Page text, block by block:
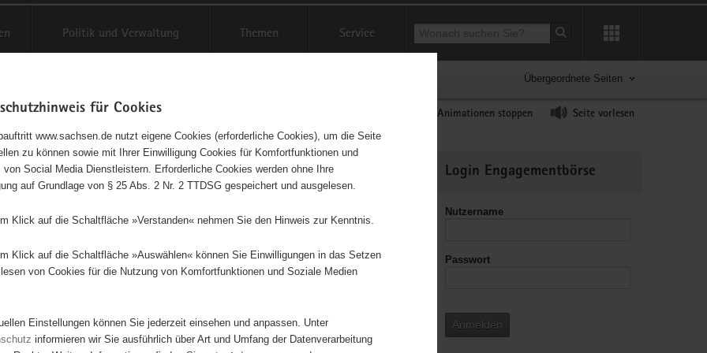
Politik und Verwaltung Themen Service Suchbegriff
Suche starten
Übergeordnete Seiten
Animationen stoppen Seite vorlesen
Johannstadt
Dieses Projekt ist besonders für Kinder und Jugendliche geeignet.
auf einer gepachteten Brachfläche an der Dürerstr./ Ecke Silbermannstr. in
Mit unserem Gemeinschaftsgarten leisten wir einen Beitrag für die Umwelt und
Vielfalt in unserer Stadt, indem wir gesunde Lebensmittel selber
Informationen
Login Engagementbörse
Nutzername
Passwort
Anmelden
für Cookies
www.sachsen.de nutzt eigene Cookies (erforderliche Cookies), um die Seite
zu können sowie mit Ihrer Einwilligung Cookies für Komfortfunktionen und
von Social Media Dienstleistern. Erforderliche Cookies werden ohne Ihre
auf Grundlage von § 25 Abs. 2 Nr. 2 TTDSG gespeichert und ausgelesen.
Klick auf die Schaltfläche »Verstanden« nehmen Sie den Hinweis zur Kenntnis.
Klick auf die Schaltfläche »Auswählen« können Sie Einwilligungen in das Setzen
von Cookies für die Nutzung von Komfortfunktionen und Soziale Medien
Einstellungen können Sie jederzeit einsehen und anpassen. Unter
informieren wir Sie ausführlich über Art und Umfang der Datenverarbeitung